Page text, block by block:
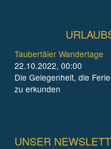
Taubertäler Wandertage
22.10.2022, 00:00
Die Gelegenheit, die
zu erkunden
UNSER